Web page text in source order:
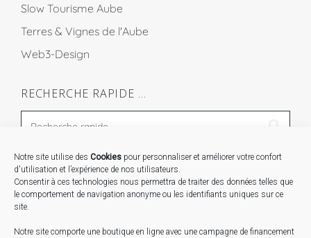
Notre site utilise des Cookies pour personnaliser et améliorer votre confort
d'utilisation et l’expérience de nos utilisateurs.
Consentir à ces technologies nous permettra de traiter des données telles que
le comportement de navigation anonyme ou les identifiants uniques sur ce
site.
Notre site comporte une boutique en ligne avec une campagne de financement
Slow Tourisme Aube
Terres & Vignes de l'Aube
Web3-Design
RECHERCHE RAPIDE …
STAGES …
Expo « Mesures de lumière » du 19 Sept au 29 Nov.